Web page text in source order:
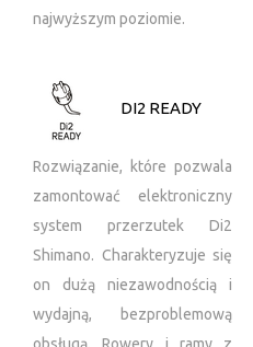
najwyższym poziomie.
DI2 READY
Rozwiązanie, które pozwala
zamontować elektroniczny
system przerzutek Di2
Shimano. Charakteryzuje się
on dużą niezawodnością i
wydajną, bezproblemową
obsługą. Rowery i ramy z